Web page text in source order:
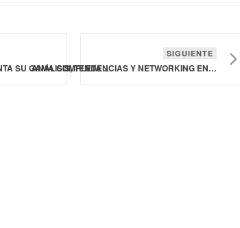
CARGILL PRESENTA SU GAMA COMPLETA DE SOLUCIONES ALIMENTARIAS INNOVADORAS
SIGUIENTE
ANÁLISIS, TENDENCIAS Y NETWORKING EN FOODFORUM EL SALVADOR